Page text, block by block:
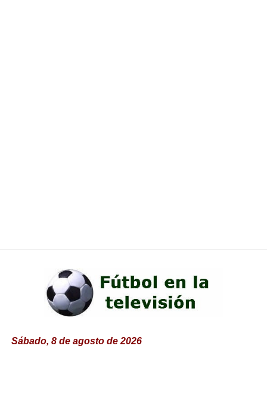
Sábado, 8 de agosto de 2026